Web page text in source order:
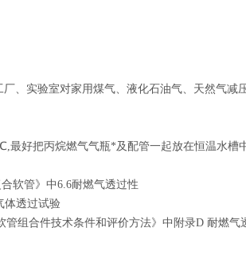
、实验室对家用煤气、液化石油气、天然气
,最好把丙烷燃气气瓶*及配管一起放在恒温水槽
软管》中6.6耐燃气透过性
体透过试验
管组合件技术条件和评价方法》中附录D 耐燃气